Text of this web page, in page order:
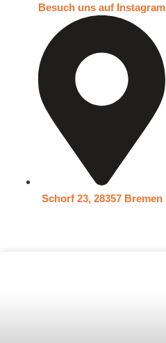
Besuch uns auf Instagram
Schorf 23, 28357 Bremen